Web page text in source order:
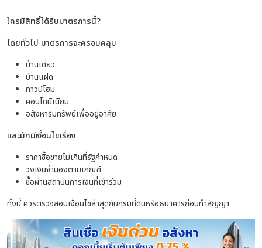
ใครมีสิทธิ์ได้รับมาตรการนี้?
โดยทั่วไป มาตรการจะครอบคลุม
บ้านเดี่ยว
บ้านแฝด
ทาวน์โฮม
คอนโดมิเนียม
อสังหาริมทรัพย์เพื่ออยู่อาศัย
และมักมีเงื่อนไขเรื่อง
ราคาซื้อขายไม่เกินที่รัฐกำหนด
วงเงินจำนองตามเกณฑ์
ซื้อผ่านสถาบันการเงินที่เข้าร่วม
ทั้งนี้ ควรตรวจสอบเงื่อนไขล่าสุดกับกรมที่ดินหรือธนาคารก่อนทำสัญญา